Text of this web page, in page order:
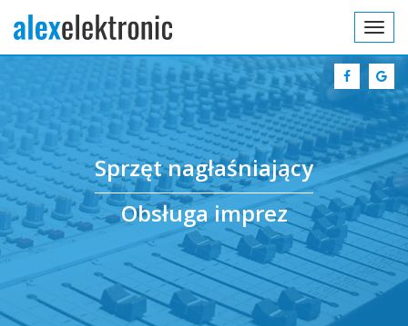
Sprzęt nagłaśniający
Obsługa imprez